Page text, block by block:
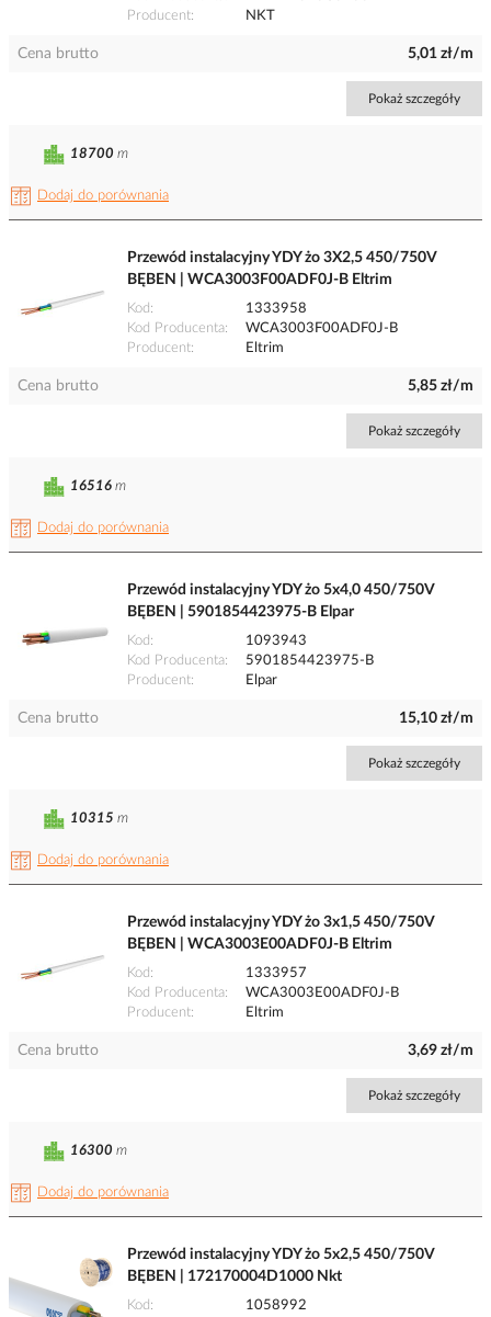
Producent
NKT
Cena brutto 5,01 zł/m
Pokaż szczegóły
Dodaj do porównania
18700 m
Przewód instalacyjny YDY żo 3X2,5 450/750V
BĘBEN | WCA3003F00ADF0J-B Eltrim
Kod
1333958
Kod Producenta
WCA3003F00ADF0J-B
Producent
Eltrim
Cena brutto 5,85 zł/m
Pokaż szczegóły
Dodaj do porównania
16516 m
Przewód instalacyjny YDY żo 5x4,0 450/750V
BĘBEN | 5901854423975-B Elpar
Kod
1093943
Kod Producenta
5901854423975-B
Producent
Elpar
Cena brutto 15,10 zł/m
Pokaż szczegóły
Dodaj do porównania
10315 m
Przewód instalacyjny YDY żo 3x1,5 450/750V
BĘBEN | WCA3003E00ADF0J-B Eltrim
Kod
1333957
Kod Producenta
WCA3003E00ADF0J-B
Producent
Eltrim
Cena brutto 3,69 zł/m
Pokaż szczegóły
Dodaj do porównania
16300 m
Przewód instalacyjny YDY żo 5x2,5 450/750V
BĘBEN | 172170004D1000 Nkt
Kod
1058992